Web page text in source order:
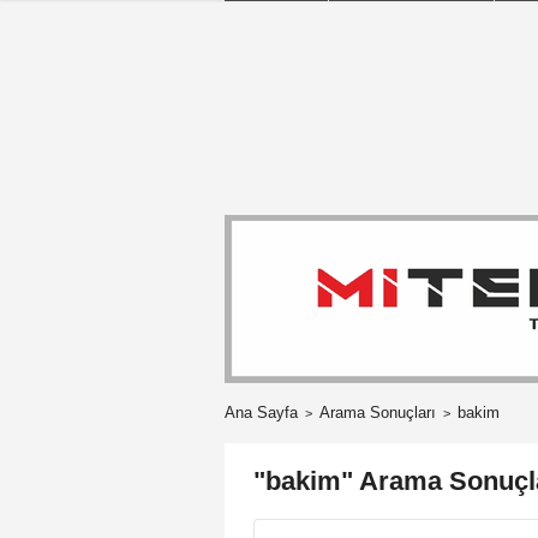
Ana Sayfa Arama Sonuçları bakim
"bakim" Arama